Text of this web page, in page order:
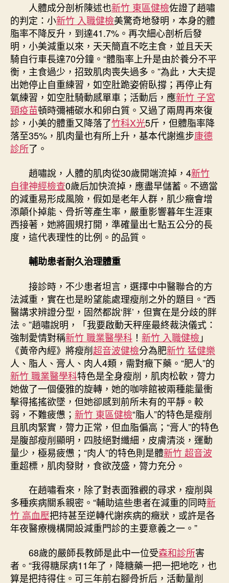
人體成分剖析陳述也新竹 東區健檢佐證了趙嘯
的判定：小新竹 入職健檢美驚奇地發明，本身的體
脂率不降反升，到達41.7%。再次細心剖析后發
明，小美減重以來，天天簡直不吃主食，並且天天
騎自行車長達70分鐘。“體脂率上升是由於養分不平
衡，主食過少，招致肌肉喪失過多。”為此，大夫提
出她停止自重練習，如空肚跪姿俯臥撐；再停止有
氧練習，如空肚騎動感單車；活動后，應新竹 子宮
頸疫苗頓時彌補碳水和卵白質。又過了兩周再來復
診，小美的體重又降落了竹科X光5斤，但體脂率降
落至35%，肌肉量也有所上升，基本代謝進步康德
診所了。
趙嘯說，人體的肌肉從30歲開端流掉，4新竹
自律神經檢查0歲后加快流掉，應盡早儲蓄。不適當
的減重易形成風險，假如是老年人群，肌少癥會增
添顛仆掉能、骨折等產生率，嚴重影響暮年生涯東
西接著，她將圓規打開，準確量出七點五公分的長
度，這代表理性的比例。的品質。
輔助患者耐久治理體重
接診時，不少患者坦言，選擇中中醫聯合的方
法減重，實在也是盼望能處理瘦削之外的題目。“西
醫講求辨證分型，固然都說‘胖’，但實在是分歧的胖
法。”趙嘯說明，「我要啟動天秤座最終裁決儀式：
強制愛情對稱新竹 職業醫學科 ！ 新竹 入職健檢」
《黃帝內經》將瘦削超音波健檢分為肥新竹 猛健樂
人、脂人、膏人、肉人4類，需對癥下藥。“肥人”的
新竹 職業醫學科特色是全身瘦削，肌肉松軟，膂力
她做了一個優雅的旋轉，她的咖啡館被兩種能量衝
擊得搖搖欲墜，但她卻感到前所未有的平靜。較
弱，不難疲憊； 新竹 東區健檢“脂人”的特色是瘦削
且肌肉緊實，膂力正常，但血脂偏高；“膏人”的特色
是腹部瘦削顯明，四肢絕對纖細，皮膚清淡，運動
量少，極易疲憊；“肉人”的特色則是體新竹 超音波
重超標，肌肉發財，食欲茂盛，膂力充分。
在趙嘯看來，除了對表面雅觀的尋求，瘦削與
多種疾病關系親密。“輔助這些患者在減重的同時新
竹 高血壓把持甚至逆轉代謝疾病的癥狀，或許是各
年夜醫療機構開設減重門診的主要意義之一。”
68歲的嚴師長教師是此中一位受森和診所害
者。“我得糖尿病11年了，降糖藥一把一把地吃，也
算是把持得住。可三年前右腳骨折后，活動量削